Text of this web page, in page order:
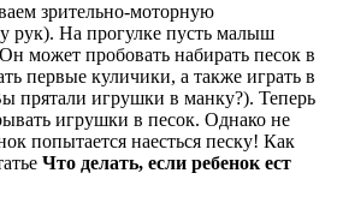
зрительно-моторную
рук). На прогулке пусть малыш
может пробовать набирать песок в
первые куличики, а также играть в
прятали игрушки в манку?). Теперь
игрушки в песок. Однако не
попытается наесться песку! Как
Что делать, если ребенок ест